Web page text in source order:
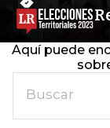
Aquí puede
Buscar